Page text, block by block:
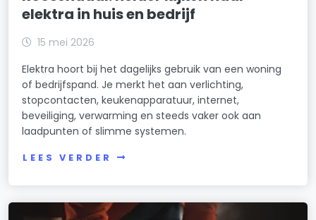
elektra in huis en bedrijf
15 mei 2026
Elektra hoort bij het dagelijks gebruik van een woning
of bedrijfspand. Je merkt het aan verlichting,
stopcontacten, keukenapparatuur, internet,
beveiliging, verwarming en steeds vaker ook aan
laadpunten of slimme systemen.
LEES VERDER